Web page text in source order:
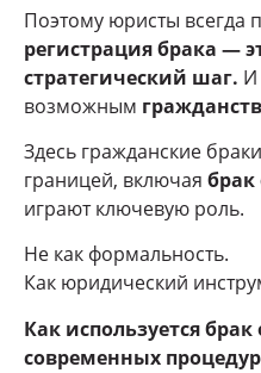
Поэтому юристы всегда
регистрация брака —
стратегический шаг. И
возможным
Здесь гражданские
границей, включая
играют ключевую роль.
Не как формальность.
Как юридический
Как используется
современных